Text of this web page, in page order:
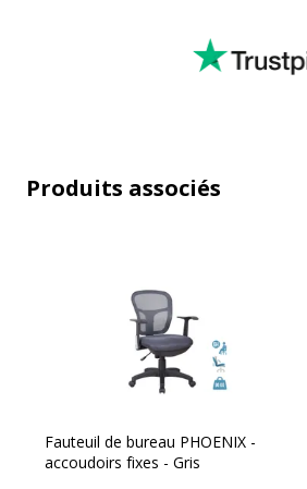
Couleur du dossier
Hauteur dossier Mini/Maxi
Largeur
Produits associés
Fauteuil de bureau PHOENIX -
accoudoirs fixes - Gris